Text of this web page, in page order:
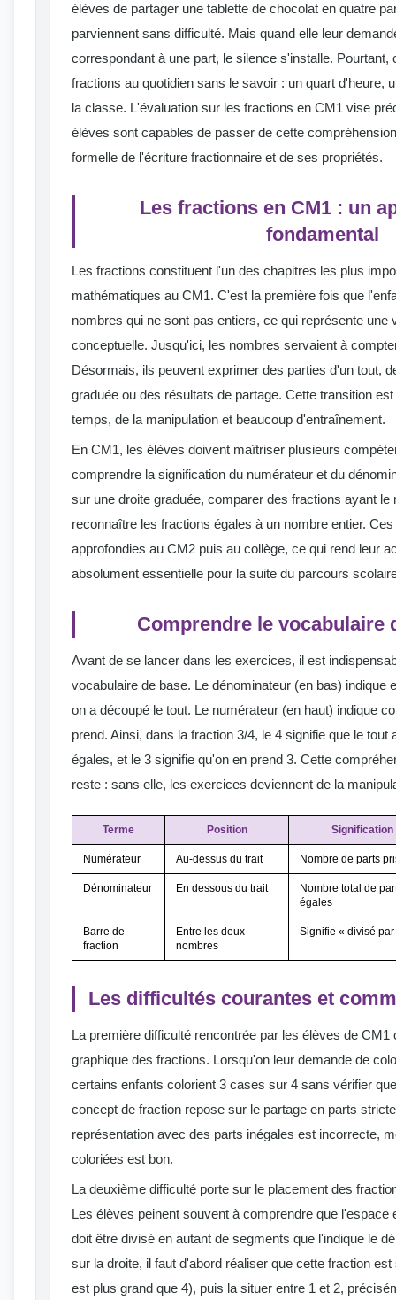
élèves de partager une tablette de chocolat en quatre
parviennent sans difficulté. Mais quand elle leur
correspondant à une part, le silence s'installe. Pourtant,
fractions au quotidien sans le savoir : un quart d'heure,
la classe. L'évaluation sur les fractions en CM1 vise
élèves sont capables de passer de cette
formelle de l'écriture fractionnaire et de ses propriétés.
Les fractions en CM1 : un
fondamental
Les fractions constituent l'un des chapitres les plus
mathématiques au CM1. C'est la première fois que
nombres qui ne sont pas entiers, ce qui représente une
conceptuelle. Jusqu'ici, les nombres servaient à
Désormais, ils peuvent exprimer des parties d'un tout,
graduée ou des résultats de partage. Cette transition
temps, de la manipulation et beaucoup d'entraînement.
En CM1, les élèves doivent maîtriser plusieurs
comprendre la signification du numérateur et du
sur une droite graduée, comparer des fractions ayant le
reconnaître les fractions égales à un nombre entier.
approfondies au CM2 puis au collège, ce qui rend leur
absolument essentielle pour la suite du parcours
Comprendre le vocabulaire
Avant de se lancer dans les exercices, il est
vocabulaire de base. Le dénominateur (en bas) indique
on a découpé le tout. Le numérateur (en haut) indique
prend. Ainsi, dans la fraction 3/4, le 4 signifie que le tout
égales, et le 3 signifie qu'on en prend 3. Cette
reste : sans elle, les exercices deviennent de la
Terme Position Signification
Numérateur Au-dessus du trait Nombre de parts
Dénominateur En dessous du trait
Nombre total de
égales
Barre de
fraction
Entre les deux
nombres
Signifie « divisé par
Les difficultés courantes et
La première difficulté rencontrée par les élèves de CM1
graphique des fractions. Lorsqu'on leur demande de
certains enfants colorient 3 cases sur 4 sans vérifier
concept de fraction repose sur le partage en parts
représentation avec des parts inégales est incorrecte,
coloriées est bon.
La deuxième difficulté porte sur le placement des
Les élèves peinent souvent à comprendre que l'espace
doit être divisé en autant de segments que l'indique le
sur la droite, il faut d'abord réaliser que cette fraction
est plus grand que 4), puis la situer entre 1 et 2,